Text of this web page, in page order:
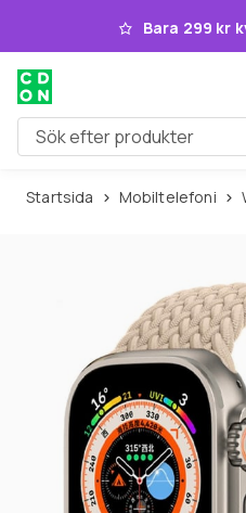
Hoppa till Bara 299 kr
Sök efter produkter
Startsida Mobiltelefoni